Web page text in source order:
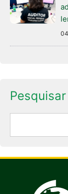
Pesquisar